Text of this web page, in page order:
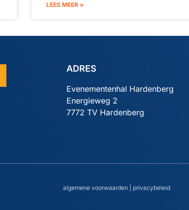
LEES MEER »
ADRES
Evenementenhal Hardenberg
Energieweg 2
7772 TV Hardenberg
algemene voorwaarden privacybeleid